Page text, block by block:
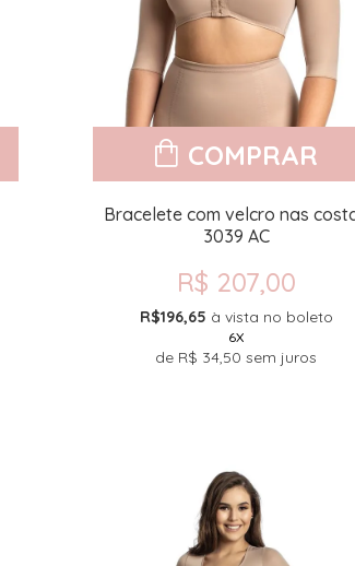
COMPRAR
Bracelete com velcro nas
3039 AC
R$ 207,00
R$196,65 à vista no boleto
6X
de R$ 34,50 sem juros